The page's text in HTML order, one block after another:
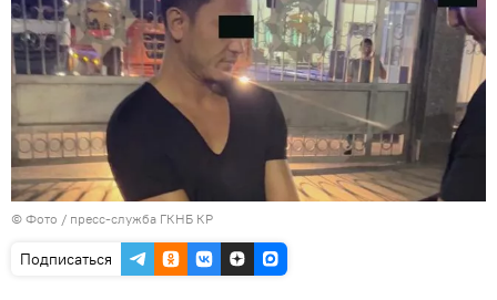
© Фото / пресс-служба ГКНБ КР
Подписаться